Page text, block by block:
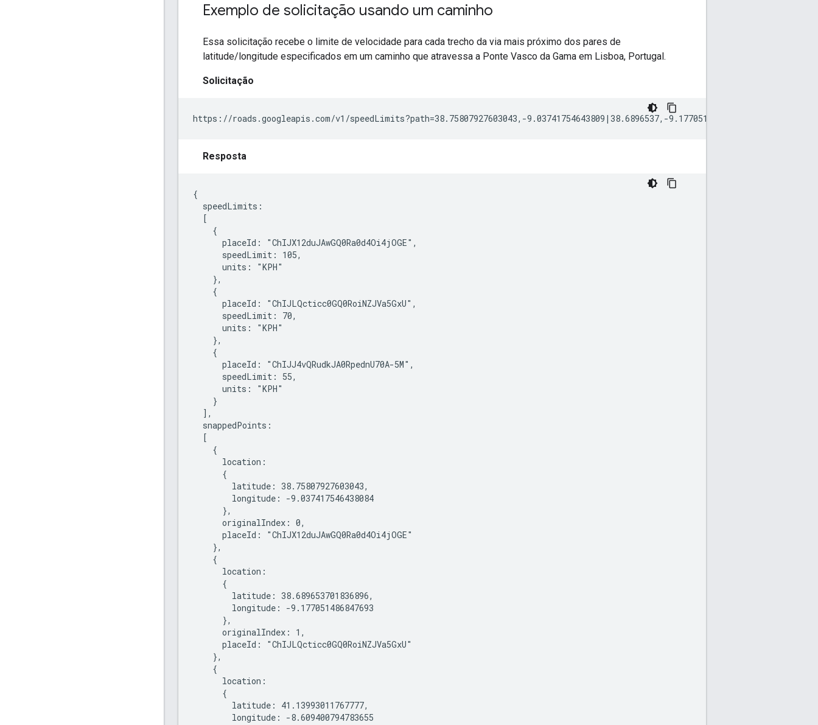
Exemplo de solicitação usando um caminho
Essa solicitação recebe o limite de velocidade para cada trecho da via mais próximo dos pares de
latitude/longitude especificados em um caminho que atravessa a Ponte Vasco da Gama em Lisboa, Portugal.
Solicitação
https://roads.googleapis.com/v1/speedLimits?path=38.75807927603043,-9.03741754643809|38.6896537,-9.1770515|41.1399289,-
Resposta
{
  speedLimits:
  [
    {
      placeId: "ChIJX12duJAwGQ0Ra0d4Oi4jOGE",
      speedLimit: 105,
      units: "KPH"
    },
    {
      placeId: "ChIJLQcticc0GQ0RoiNZJVa5GxU",
      speedLimit: 70,
      units: "KPH"
    },
    {
      placeId: "ChIJJ4vQRudkJA0RpednU70A-5M",
      speedLimit: 55,
      units: "KPH"
    }
  ],
  snappedPoints:
  [
    {
      location:
      {
        latitude: 38.75807927603043,
        longitude: -9.037417546438084
      },
      originalIndex: 0,
      placeId: "ChIJX12duJAwGQ0Ra0d4Oi4jOGE"
    },
    {
      location:
      {
        latitude: 38.689653701836896,
        longitude: -9.177051486847693
      },
      originalIndex: 1,
      placeId: "ChIJLQcticc0GQ0RoiNZJVa5GxU"
    },
    {
      location:
      {
        latitude: 41.13993011767777,
        longitude: -8.609400794783655